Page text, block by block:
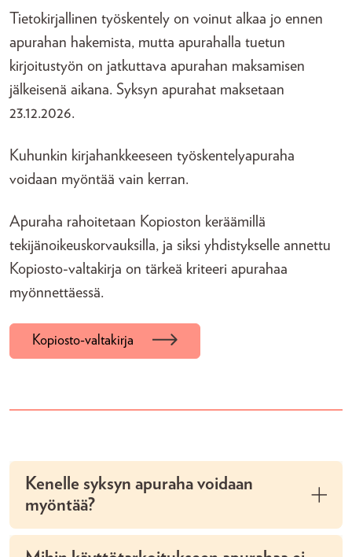
Tietokirjallinen työskentely on voinut alkaa jo ennen
apurahan hakemista, mutta apurahalla tuetun
kirjoitustyön on jatkuttava apurahan maksamisen
jälkeisenä aikana. Syksyn apurahat maksetaan
23.12.2026.
Kuhunkin kirjahankkeeseen työskentelyapuraha
voidaan myöntää vain kerran.
Apuraha rahoitetaan Kopioston keräämillä
tekijänoikeuskorvauksilla, ja siksi yhdistykselle annettu
Kopiosto-valtakirja on tärkeä kriteeri apurahaa
myönnettäessä.
Kopiosto-valtakirja
Kenelle syksyn apuraha voidaan
myöntää?